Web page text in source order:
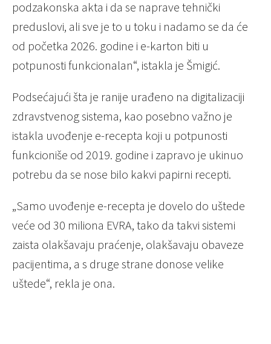
podzakonska akta i da se naprave tehnički
preduslovi, ali sve je to u toku i nadamo se da će
od početka 2026. godine i e-karton biti u
potpunosti funkcionalan“, istakla je Šmigić.
Podsećajući šta je ranije urađeno na digitalizaciji
zdravstvenog sistema, kao posebno važno je
istakla uvođenje e-recepta koji u potpunosti
funkcioniše od 2019. godine i zapravo je ukinuo
potrebu da se nose bilo kakvi papirni recepti.
„Samo uvođenje e-recepta je dovelo do uštede
veće od 30 miliona EVRA, tako da takvi sistemi
zaista olakšavaju praćenje, olakšavaju obaveze
pacijentima, a s druge strane donose velike
uštede“, rekla je ona.